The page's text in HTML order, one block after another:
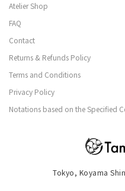
Tokyo, Koyama
Atelier Shop
FAQ
Contact
Returns & Refunds Policy
Terms and Conditions
Privacy Policy
Notations based on the Specified